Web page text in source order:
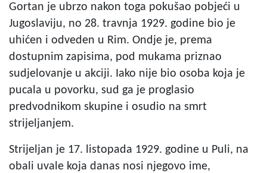
Gortan je ubrzo nakon toga pokušao pobjeći u
Jugoslaviju, no 28. travnja 1929. godine bio je
uhićen i odveden u Rim. Ondje je, prema
dostupnim zapisima, pod mukama priznao
sudjelovanje u akciji. Iako nije bio osoba koja je
pucala u povorku, sud ga je proglasio
predvodnikom skupine i osudio na smrt
strijeljanjem.
Strijeljan je 17. listopada 1929. godine u Puli, na
obali uvale koja danas nosi njegovo ime,